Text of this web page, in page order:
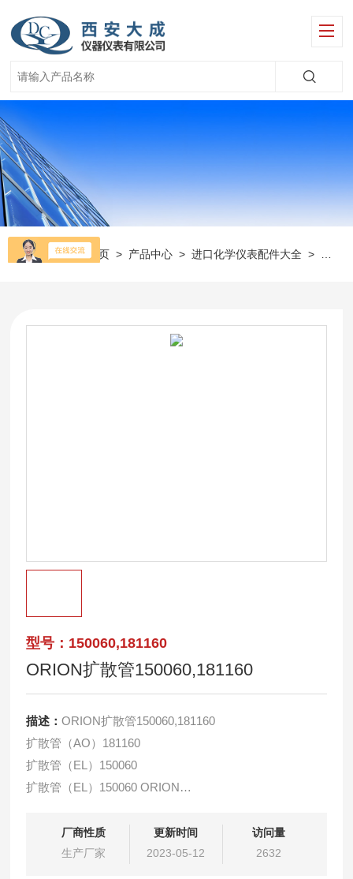
当前位置： 首页 > 产品中心 >进口化学仪表配件大全 >
型号：150060,181160
ORION扩散管150060,181160
描述：ORION扩散管150060,181160
扩散管（AO）181160
扩散管（EL）150060
扩散管（EL）150060 ORION
用于1811系列钠离子分析仪。
厂商性质
生产厂家
更新时间
2023-05-12
访问量
2632